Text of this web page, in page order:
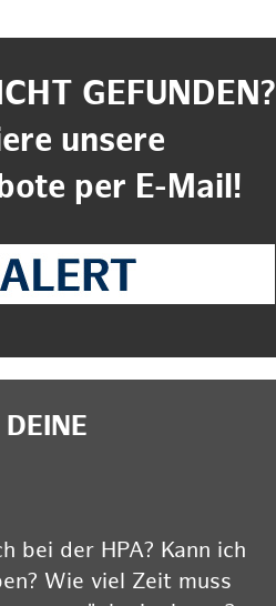
GEFUNDEN?
unsere
per E-Mail!
bei der HPA? Kann ich
Wie viel Zeit muss